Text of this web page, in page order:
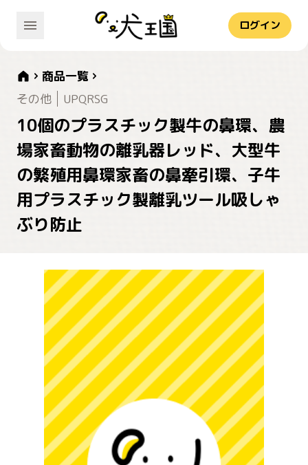
ログイン
商品一覧
その他
UPQRSG
10個のプラスチック製牛の鼻環、農
場家畜動物の離乳器レッド、大型牛
の繁殖用鼻環家畜の鼻牽引環、子牛
用プラスチック製離乳ツール吸しゃ
ぶり防止